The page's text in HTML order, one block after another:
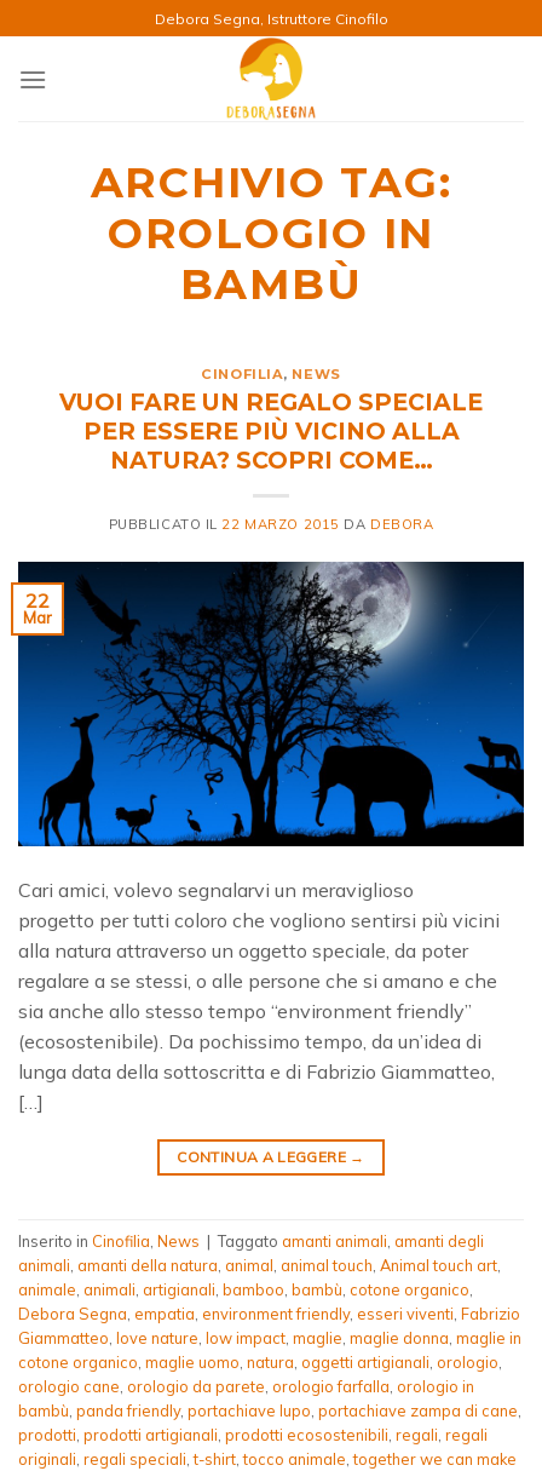
ai
contenuti
Debora Segna, Istruttore Cinofilo
ARCHIVIO TAG:
OROLOGIO IN
BAMBÙ
CINOFILIA, NEWS
VUOI FARE UN REGALO SPECIALE
PER ESSERE PIÙ VICINO ALLA
NATURA? SCOPRI COME…
PUBBLICATO IL 22 MARZO 2015 DA DEBORA
22
Mar
Cari amici, volevo segnalarvi un meraviglioso
progetto per tutti coloro che vogliono sentirsi più vicini
alla natura attraverso un oggetto speciale, da poter
regalare a se stessi, o alle persone che si amano e che
sia anche allo stesso tempo “environment friendly”
(ecosostenibile). Da pochissimo tempo, da un’idea di
lunga data della sottoscritta e di Fabrizio Giammatteo,
[…]
CONTINUA A LEGGERE →
Inserito in Cinofilia News | Taggato amanti animali amanti degli
animali amanti della natura animal animal touch Animal touch art
animale animali artigianali bamboo bambù cotone organico
Debora Segna empatia environment friendly, esseri viventi Fabrizio
Giammatteo love nature low impact maglie maglie donna maglie in
cotone organico maglie uomo natura oggetti artigianali orologio
orologio cane orologio da parete orologio farfalla orologio in
bambù panda friendly, portachiave lupo portachiave zampa di cane
prodotti prodotti artigianali prodotti ecosostenibili regali regali
originali regali speciali ,t-shirt ,tocco animale ,together we can make